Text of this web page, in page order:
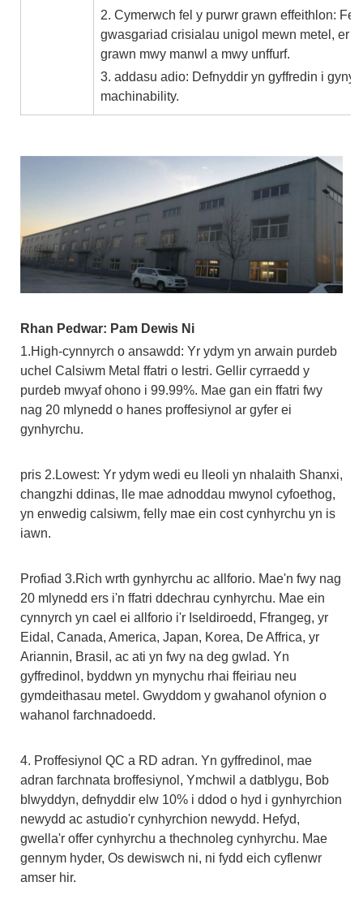
2. Cymerwch fel y purwr grawn effeithlon:
gwasgariad crisialau unigol mewn metel, er
grawn mwy manwl a mwy unffurf.
3. addasu adio: Defnyddir yn gyffredin i
machinability.
Rhan Pedwar: Pam Dewis Ni
1.High-cynnyrch o ansawdd: Yr ydym yn arwain purdeb
uchel Calsiwm Metal ffatri o lestri. Gellir cyrraedd y
purdeb mwyaf ohono i 99.99%. Mae gan ein ffatri fwy
nag 20 mlynedd o hanes proffesiynol ar gyfer ei
gynhyrchu.
pris 2.Lowest: Yr ydym wedi eu lleoli yn nhalaith Shanxi,
changzhi ddinas, lle mae adnoddau mwynol cyfoethog,
yn enwedig calsiwm, felly mae ein cost cynhyrchu yn is
iawn.
Profiad 3.Rich wrth gynhyrchu ac allforio. Mae'n fwy nag
20 mlynedd ers i'n ffatri ddechrau cynhyrchu. Mae ein
cynnyrch yn cael ei allforio i'r Iseldiroedd, Ffrangeg, yr
Eidal, Canada, America, Japan, Korea, De Affrica, yr
Ariannin, Brasil, ac ati yn fwy na deg gwlad. Yn
gyffredinol, byddwn yn mynychu rhai ffeiriau neu
gymdeithasau metel. Gwyddom y gwahanol ofynion o
wahanol farchnadoedd.
4. Proffesiynol QC a RD adran. Yn gyffredinol, mae
adran farchnata broffesiynol, Ymchwil a datblygu, Bob
blwyddyn, defnyddir elw 10% i ddod o hyd i gynhyrchion
newydd ac astudio'r cynhyrchion newydd. Hefyd,
gwella'r offer cynhyrchu a thechnoleg cynhyrchu. Mae
gennym hyder, Os dewiswch ni, ni fydd eich cyflenwr
amser hir.